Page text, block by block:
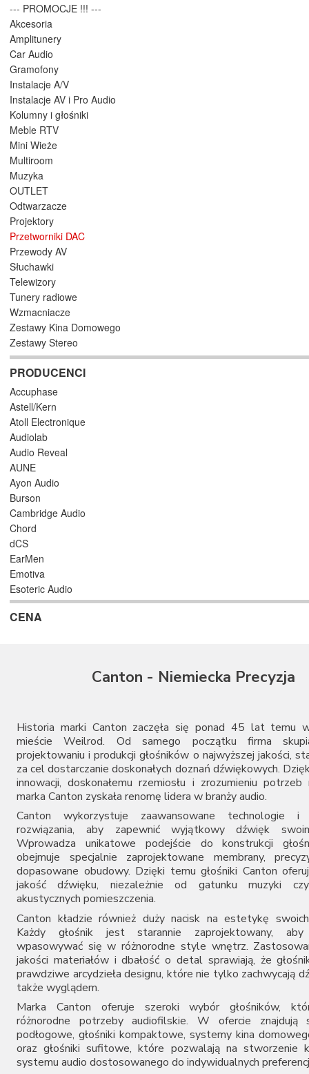
--- PROMOCJE !!! ---
Akcesoria
Amplitunery
Car Audio
Gramofony
Instalacje A/V
Instalacje AV i Pro Audio
Kolumny i głośniki
Meble RTV
Mini Wieże
Multiroom
Muzyka
OUTLET
Odtwarzacze
Projektory
Przetworniki DAC
Przewody AV
Słuchawki
Telewizory
Tunery radiowe
Wzmacniacze
Zestawy Kina Domowego
Zestawy Stereo
PRODUCENCI
Accuphase
Astell/Kern
Atoll Electronique
Audiolab
Audio Reveal
AUNE
Ayon Audio
Burson
Cambridge Audio
Chord
dCS
EarMen
Emotiva
Esoteric Audio
EverSolo
Ferrum
Leema
Matrix Audio
MoFi
Moon by Simaudio
Musical Fidelity
Mutec
Mytek
PrimaLuna
Primare
Pro-Ject
PS Audio
Shanling
Synthesis
Taga
Teac
Topping
Vincent
CENA
Canton - Niemiecka Precyzja
Historia marki Canton zaczęła się ponad 45 lat temu
mieście Weilrod. Od samego początku firma
projektowaniu i produkcji głośników o najwyższej jakości,
za cel dostarczanie doskonałych doznań dźwiękowych.
innowacji, doskonałemu rzemiosłu i zrozumieniu potrzeb
marka Canton zyskała renomę lidera w branży audio.
Canton wykorzystuje zaawansowane technologie i
rozwiązania, aby zapewnić wyjątkowy dźwięk
Wprowadza unikatowe podejście do konstrukcji
obejmuje specjalnie zaprojektowane membrany,
dopasowane obudowy. Dzięki temu głośniki Canton
jakość dźwięku, niezależnie od gatunku muzyki
akustycznych pomieszczenia.
Canton kładzie również duży nacisk na estetykę
Każdy głośnik jest starannie zaprojektowany, aby
wpasowywać się w różnorodne style wnętrz.
jakości materiałów i dbałość o detal sprawiają, że
prawdziwe arcydzieła designu, które nie tylko zachwycają
także wyglądem.
Marka Canton oferuje szeroki wybór głośników,
różnorodne potrzeby audiofilskie. W ofercie znajdują
podłogowe, głośniki kompaktowe, systemy kina
oraz głośniki sufitowe, które pozwalają na stworzenie
systemu audio dostosowanego do indywidualnych